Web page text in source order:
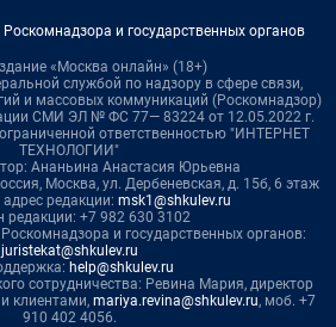
и государственных органов
«Москва онлайн» (18+)
службой по надзору в сфере связи,
и массовых коммуникаций (Роскомнадзор)
СМИ ЭЛ № ФС 77— 83224 от 12.05.2022 г.
ответственностью "ИНТЕРНЕТ
ТЕХНОЛОГИИ"
Ананьина Анастасия Юрьевна
Москва, ул. Дербеневская, д. 15б, 6 этаж
редакции: msk1@shkulev.ru
редакции: +7 982 630 3102
и государственных органов:
juristekat@shkulev.ru
help@shkulev.ru
сотрудничества: Ревина Мария, директор
клиентами, mariya.revina@shkulev.ru, моб. +7
910 402 4056.